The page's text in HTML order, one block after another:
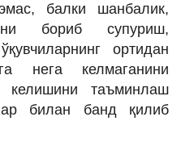
балки шанбалик,
бориб супуриш,
ортидан
нега келмаганини
таъминлаш
билан банд қилиб